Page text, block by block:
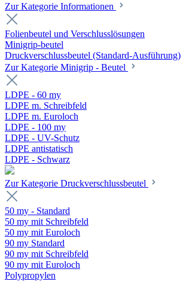
Zur Kategorie Informationen
Folienbeutel und Verschlusslösungen
Minigrip-beutel
Druckverschlussbeutel (Standard-Ausführung)
Zur Kategorie Minigrip - Beutel
LDPE - 60 my
LDPE m. Schreibfeld
LDPE m. Euroloch
LDPE - 100 my
LDPE - UV-Schutz
LDPE antistatisch
LDPE - Schwarz
Zur Kategorie Druckverschlussbeutel
50 my - Standard
50 my mit Schreibfeld
50 my mit Euroloch
90 my Standard
90 my mit Schreibfeld
90 my mit Euroloch
Polypropylen